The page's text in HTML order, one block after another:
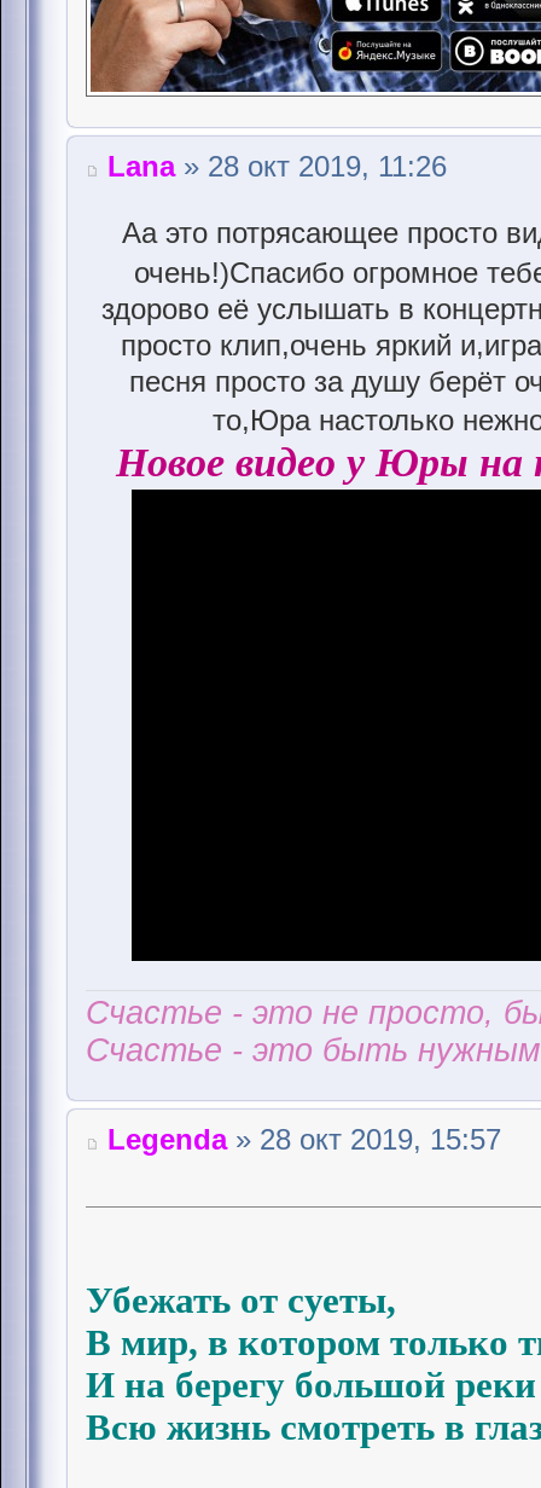
Lana» 28 окт 2019, 11:26
Аа это потрясающее просто
очень!)Спасибо огромное
здорово её услышать в
просто клип,очень яркий
песня просто за душу берёт
то,Юра настолько
Новое видео у Юры на
Счастье - это не просто,
Счастье - это быть
Legenda» 28 окт 2019, 15:57
Убежать от суеты,
В мир, в котором только
И на берегу большой реки
Всю жизнь смотреть в